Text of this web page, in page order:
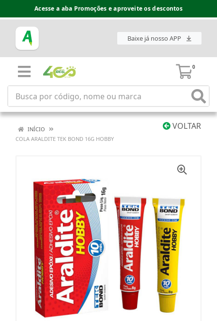
Acesse a aba Promoções e aproveite os descontos
Baixe já nosso APP
0
VOLTAR
INÍCIO
COLA ARALDITE TEK BOND 16G HOBBY